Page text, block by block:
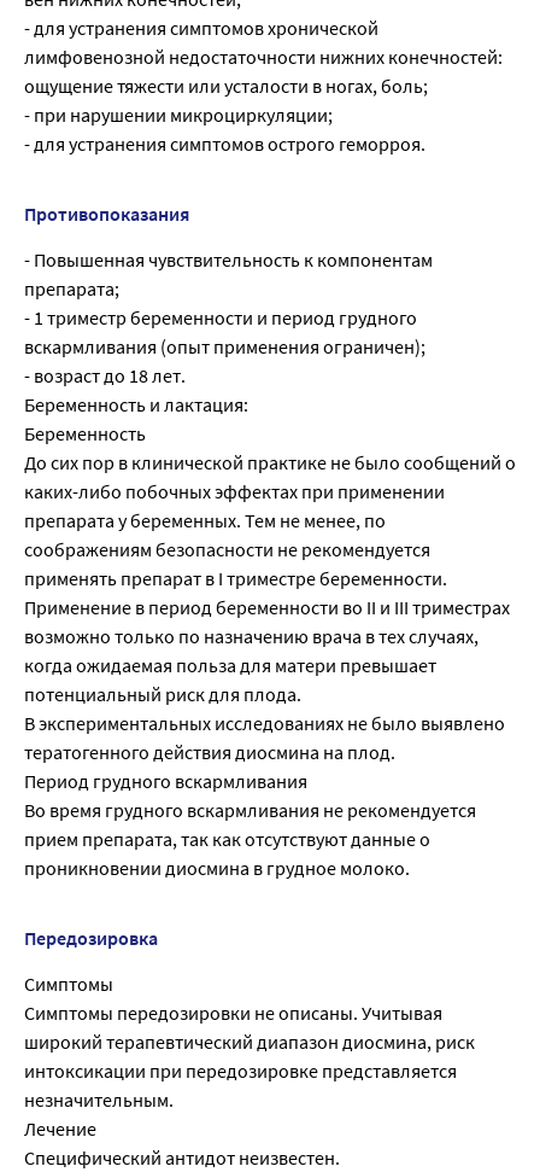
- для устранения симптомов хронической
лимфовенозной недостаточности нижних конечностей:
ощущение тяжести или усталости в ногах, боль;
- при нарушении микроциркуляции;
- для устранения симптомов острого геморроя.
Противопоказания
- Повышенная чувствительность к компонентам
препарата;
- 1 триместр беременности и период грудного
вскармливания (опыт применения ограничен);
- возраст до 18 лет.
Беременность и лактация:
Беременность
До сих пор в клинической практике не было сообщений о
каких-либо побочных эффектах при применении
препарата у беременных. Тем не менее, по
соображениям безопасности не рекомендуется
применять препарат в I триместре беременности.
Применение в период беременности во II и III триместрах
возможно только по назначению врача в тех случаях,
когда ожидаемая польза для матери превышает
потенциальный риск для плода.
В экспериментальных исследованиях не было выявлено
тератогенного действия диосмина на плод.
Период грудного вскармливания
Во время грудного вскармливания не рекомендуется
прием препарата, так как отсутствуют данные о
проникновении диосмина в грудное молоко.
Передозировка
Симптомы
Симптомы передозировки не описаны. Учитывая
широкий терапевтический диапазон диосмина, риск
интоксикации при передозировке представляется
незначительным.
Лечение
Специфический антидот неизвестен.